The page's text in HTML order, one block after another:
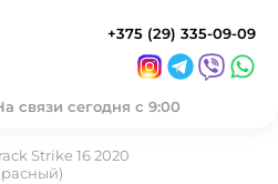
+375 (29) 335-09-09
связи сегодня с 9:00
Strike 16 2020